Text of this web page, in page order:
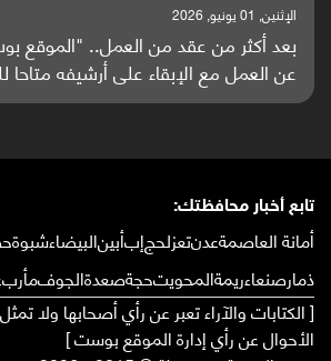
الإثنين, 25 مايو, 2026
باحثون من اليمن يدخلون سباق أبحاث
واعدة منشورة عالميا (ترجمة)
تابع أخبار محافظتك:
أمانة العاصمةعدنتعزلحجإبأبينالبيضاءشبوة
ذمارصنعاءريمةالمحويتحجةصعدةالجوفمأرب
[ الكتابات والآراء تعبر عن رأي أصحابها ولا
الأحوال عن رأي إدارة الموقع بوست ]